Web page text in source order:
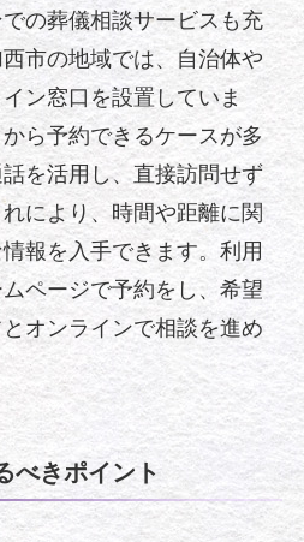
の葬儀相談サービスも充
市の地域では、自治体や
ン窓口を設置していま
ら予約できるケースが多
を活用し、直接訪問せず
により、時間や距離に関
報を入手できます。利用
ページで予約をし、希望
オンラインで相談を進め
べきポイント